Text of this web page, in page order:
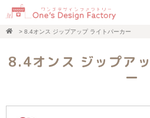
> 8.4オンス ジップアップ ライトパーカー
8.4オンス ジップア
ー